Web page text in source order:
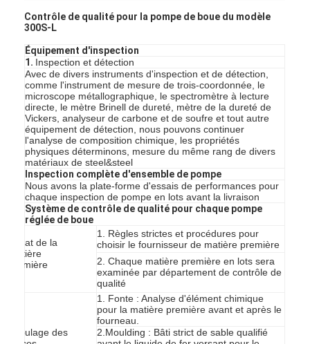
Accueil
Contrôle de qualité pour la pompe de boue du modèle
300S-L
Équipement d'inspection
1. Inspection et détection
Avec de divers instruments d'inspection et de détection,
comme l'instrument de mesure de trois-coordonnée, le
microscope métallographique, le spectromètre à lecture
directe, le mètre Brinell de dureté, mètre de la dureté de
Vickers, analyseur de carbone et de soufre et tout autre
équipement de détection, nous pouvons continuer
l'analyse de composition chimique, les propriétés
physiques déterminons, mesure du même rang de divers
matériaux de steel&steel
Inspection complète d'ensemble de pompe
Nous avons la plate-forme d'essais de performances pour
chaque inspection de pompe en lots avant la livraison
Système de contrôle de qualité pour chaque pompe
réglée de boue
Achat de la
matière
première
1. Règles strictes et procédures pour
choisir le fournisseur de matière première
2. Chaque matière première en lots sera
examinée par département de contrôle de
qualité
moulage des
1. Fonte : Analyse d'élément chimique
pour la matière première avant et après le
fourneau.
2.Moulding : Bâti strict de sable qualifié